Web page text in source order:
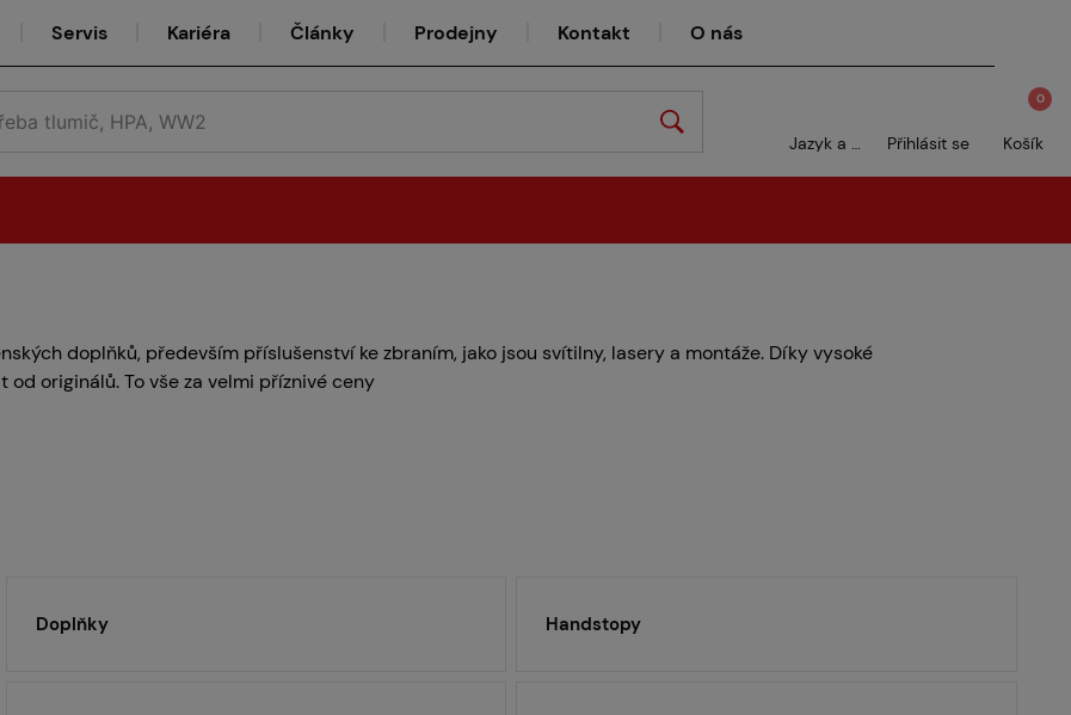
Servis Kariéra Články Prodejny Kontakt O nás
Jazyk a měna Přihlásit se
0
Košík
doplňků, především příslušenství ke zbraním, jako jsou svítilny, lasery a montáže. Díky vysoké
originálů. To vše za velmi příznivé ceny
Doplňky Handstopy